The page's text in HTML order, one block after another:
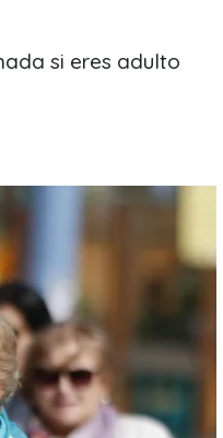
si eres adulto